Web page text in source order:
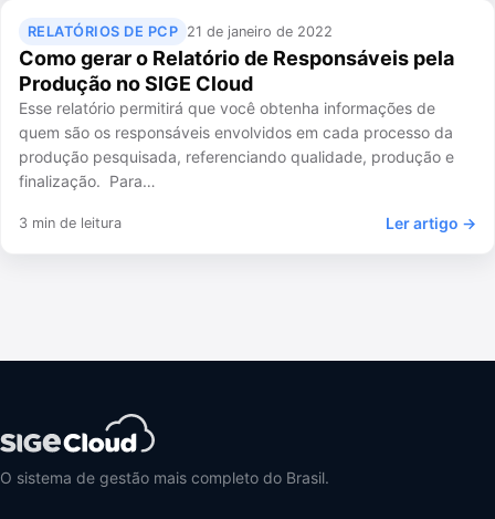
RELATÓRIOS DE PCP 21 de janeiro de 2022
Como gerar o Relatório de Responsáveis pela
Produção no SIGE Cloud
Esse relatório permitirá que você obtenha informações de
quem são os responsáveis envolvidos em cada processo da
produção pesquisada, referenciando qualidade, produção e
finalização. Para…
3 min de leitura Ler artigo →
O sistema de gestão mais completo do Brasil.